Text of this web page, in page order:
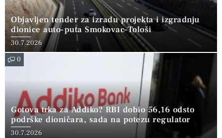
Objavljen tender za izradu projekta i izgradnju
dionice auto-puta Smokovac–Tološi
30.7.2026
0
Gotova trka za Addiko? RBI dobio 56,16 odsto
podrške dioničara, sada na potezu regulator
30.7.2026